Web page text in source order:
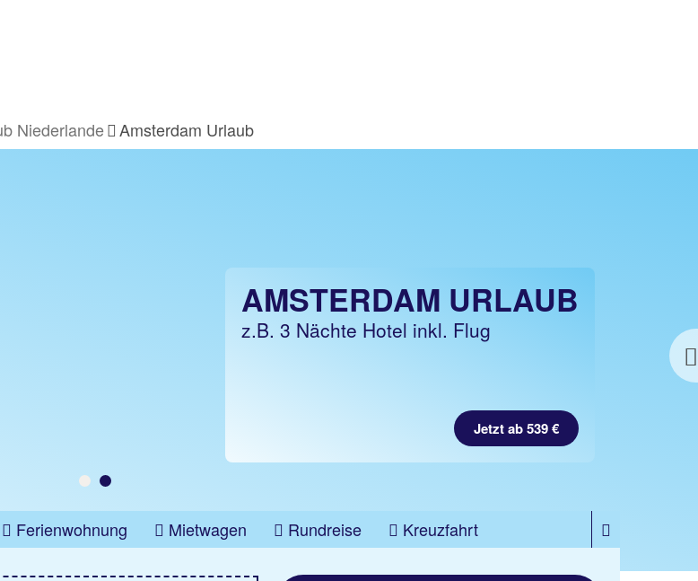
Niederlande Amsterdam Urlaub
AMSTERDAM HOTELS
z.B. 1 Nacht ohne Flug
Jetzt ab 28 €
AMSTERDAM URLAUB
z.B. 3 Nächte Hotel inkl. Flug
Jetzt ab 539 €
Ferienwohnung Mietwagen Rundreise
Kreuzfahrt